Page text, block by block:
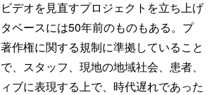
デオを見直すプロジェクトを立ち上げ
ベースには50年前のものもある。プ
作権に関する規制に準拠していること
、スタッフ、現地の地域社会、患者、
ブに表現する上で、時代遅れであった